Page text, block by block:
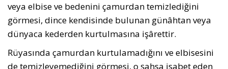
veya elbise ve bedenini çamurdan temizlediğini
görmesi, dince kendisinde bulu­nan günâhtan veya
dünyaca kederden kurtul­masına işârettir.
Rüyasında çamurdan kurtulamadığını ve elbisesini
de temizleyemediğini görmesi, o şahsa isabet eden